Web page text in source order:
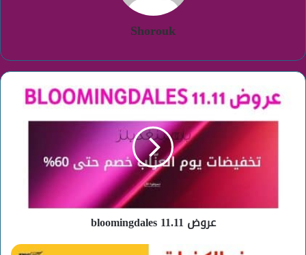
Shorouk
عروض
bloomingdales
11.11
عروض bloomingdales 11.11